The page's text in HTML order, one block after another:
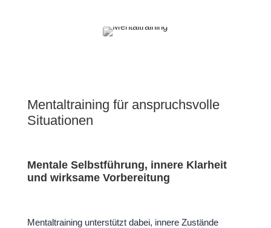
Mentaltraining für anspruchsvolle
Situationen
Mentale Selbstführung, innere Klarheit
und wirksame Vorbereitung
Mentaltraining unterstützt dabei, innere Zustände